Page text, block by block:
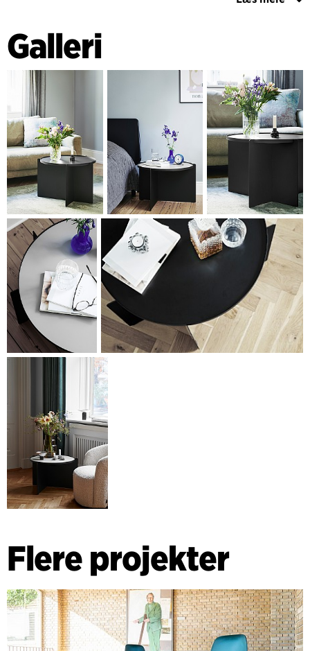
Den overordnede designtilgang udspringer fra idéen om at
todimensionelle skiver i form af understellet, som består af
to stålplader med asymmetrisk placerede slidser, der let
glider ind i hinanden og låses med en ring for en stabil
konstruktion. Understellet danner et asymmetrisk X, der
sammen med den cirkelformede bordplade får SVIP-bordet
til at fremstå legende og skulpturelt, uden at gå på
kompromis med en klar praktisk funktion.
Til bakken i stål medfølger en lysegrå måtte i
specialfremstillet gummi for en mere praktisk overflade
eller hvis SVIP bordet skal skifte udtryk.
Et moderne bord hvor et teknisk, funktionelt og æstetisk
design går op i en højere enhed.
SVIP bordet er designet for interiørvirksomheden Gejst.
Galleri
Flere projekter